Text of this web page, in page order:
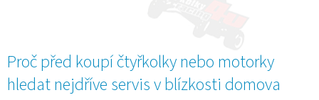
Proč před koupí čtyřkolky nebo motorky
hledat nejdříve servis v blízkosti domova